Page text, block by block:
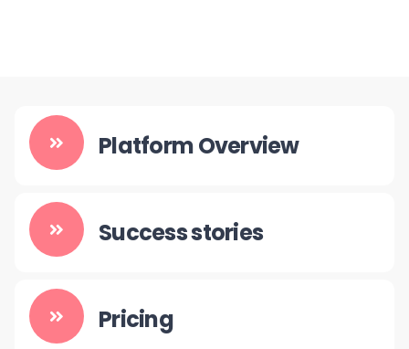
Platform Overview
Success stories
Pricing